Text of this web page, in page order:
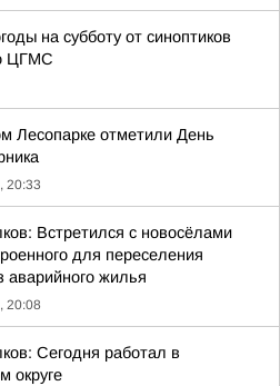
на субботу от синоптиков
ЦГМС
Лесопарке отметили День
20:33
Встретился с новосёлами
для переселения
аварийного жилья
20:08
Сегодня работал в
округе